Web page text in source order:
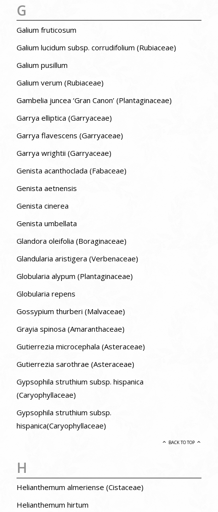
G
Galium fruticosum
Galium lucidum subsp. corrudifolium (Rubiaceae)
Galium pusillum
Galium verum (Rubiaceae)
Gambelia juncea ‘Gran Canon’ (Plantaginaceae)
Garrya elliptica (Garryaceae)
Garrya flavescens (Garryaceae)
Garrya wrightii (Garryaceae)
Genista acanthoclada (Fabaceae)
Genista aetnensis
Genista cinerea
Genista umbellata
Glandora oleifolia (Boraginaceae)
Glandularia aristigera (Verbenaceae)
Globularia alypum (Plantaginaceae)
Globularia repens
Gossypium thurberi (Malvaceae)
Grayia spinosa (Amaranthaceae)
Gutierrezia microcephala (Asteraceae)
Gutierrezia sarothrae (Asteraceae)
Gypsophila struthium subsp. hispanica
(Caryophyllaceae)
Gypsophila struthium subsp.
hispanica(Caryophyllaceae)
BACK TO TOP
H
Helianthemum almeriense (Cistaceae)
Helianthemum hirtum